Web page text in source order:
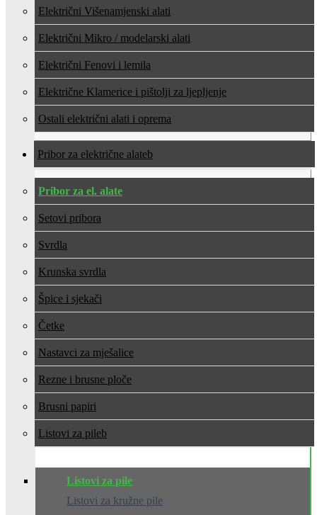
Električni Višenamjenski alati
Električni Mikro / modelarski alati
Električni Fenovi i lemila
Električne Klamerice i pištolji za ljepljenje
Ostali električni alati i oprema
Pribor za električne alate
Pribor za el. alate
Setovi pribora
Svrdla
Krunska svrdla
Špice i sjekači
Četke
Nastavci za mješalice
Rezne i brusne ploče
Brusni papiri
Listovi za pile
Listovi za pile
Listovi za kružne pile